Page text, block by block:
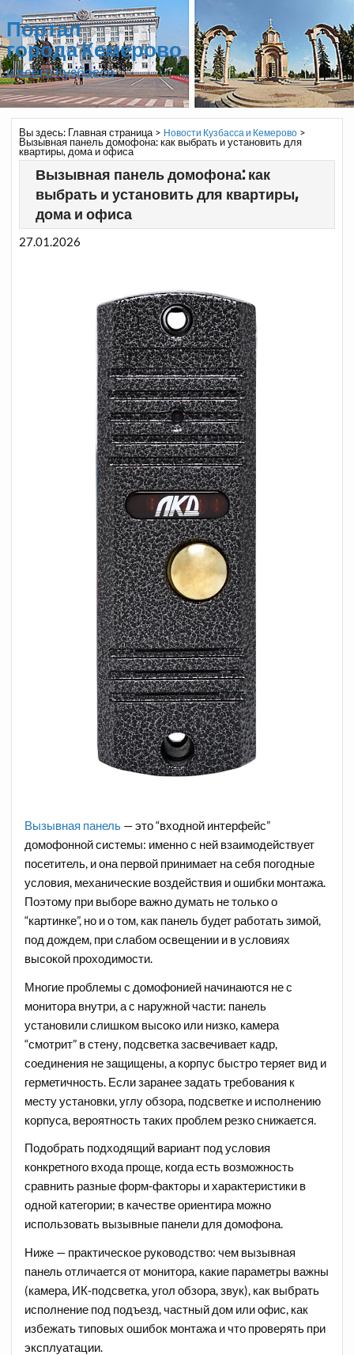
Портал
города Кемерово
и всего Кузбасса
Вы здесь: Главная страница> Новости Кузбасса и Кемерово>
Вызывная панель домофона: как выбрать и установить для
квартиры, дома и офиса
Вызывная панель домофона: как
выбрать и установить для квартиры,
дома и офиса
27.01.2026
Вызывная панель — это “входной интерфейс”
домофонной системы: именно с ней взаимодействует
посетитель, и она первой принимает на себя погодные
условия, механические воздействия и ошибки монтажа.
Поэтому при выборе важно думать не только о
“картинке”, но и о том, как панель будет работать зимой,
под дождем, при слабом освещении и в условиях
высокой проходимости.
Многие проблемы с домофонией начинаются не с
монитора внутри, а с наружной части: панель
установили слишком высоко или низко, камера
“смотрит” в стену, подсветка засвечивает кадр,
соединения не защищены, а корпус быстро теряет вид и
герметичность. Если заранее задать требования к
месту установки, углу обзора, подсветке и исполнению
корпуса, вероятность таких проблем резко снижается.
Подобрать подходящий вариант под условия
конкретного входа проще, когда есть возможность
сравнить разные форм‑факторы и характеристики в
одной категории; в качестве ориентира можно
использовать вызывные панели для домофона.​
Ниже — практическое руководство: чем вызывная
панель отличается от монитора, какие параметры важны
(камера, ИК‑подсветка, угол обзора, звук), как выбрать
исполнение под подъезд, частный дом или офис, как
избежать типовых ошибок монтажа и что проверять при
эксплуатации.